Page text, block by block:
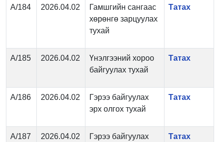
А/184 2026.04.02
Гамшгийн сангаас
хөрөнгө зарцуулах
тухай
Татах
А/185 2026.04.02
Үнэлгээний хороо
байгуулах тухай
Татах
А/186 2026.04.02
Гэрээ байгуулах
эрх олгох тухай
Татах
А/187 2026.04.02
Гэрээ байгуулах
Татах